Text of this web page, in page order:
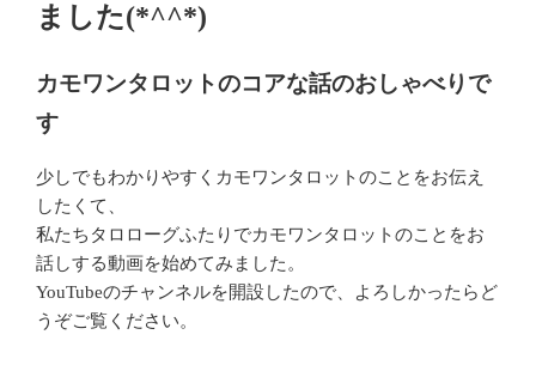
ました(*^^*)
カモワンタロットのコアな話のおしゃべりで
す
少しでもわかりやすくカモワンタロットのことをお伝え
したくて、
私たちタロローグふたりでカモワンタロットのことをお
話しする動画を始めてみました。
YouTubeのチャンネルを開設したので、よろしかったらど
うぞご覧ください。